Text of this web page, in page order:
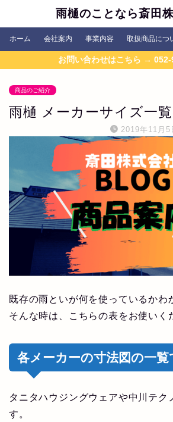
雨樋のことなら斎田
ホーム 会社案内 事業内容 取扱商品につ
お問い合わせはこちら →
商品のご紹介
雨樋 メーカーサイズ一
2019年11月5
既存の雨といが何を使っているかわ
そんな時は、こちらの表をお使いく
各メーカーの寸法図の一覧
タニタハウジングウェアや中川テク
す。